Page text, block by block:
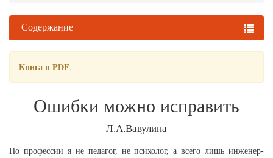
Содержание
Книга в PDF.
Ошибки можно исправить
Л.А.Вавулина
По профессии я не педагог, не психолог, а всего лишь инженер-